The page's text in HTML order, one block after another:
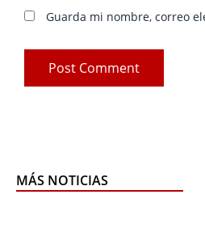
Guarda mi nombre, correo
MÁS NOTICIAS